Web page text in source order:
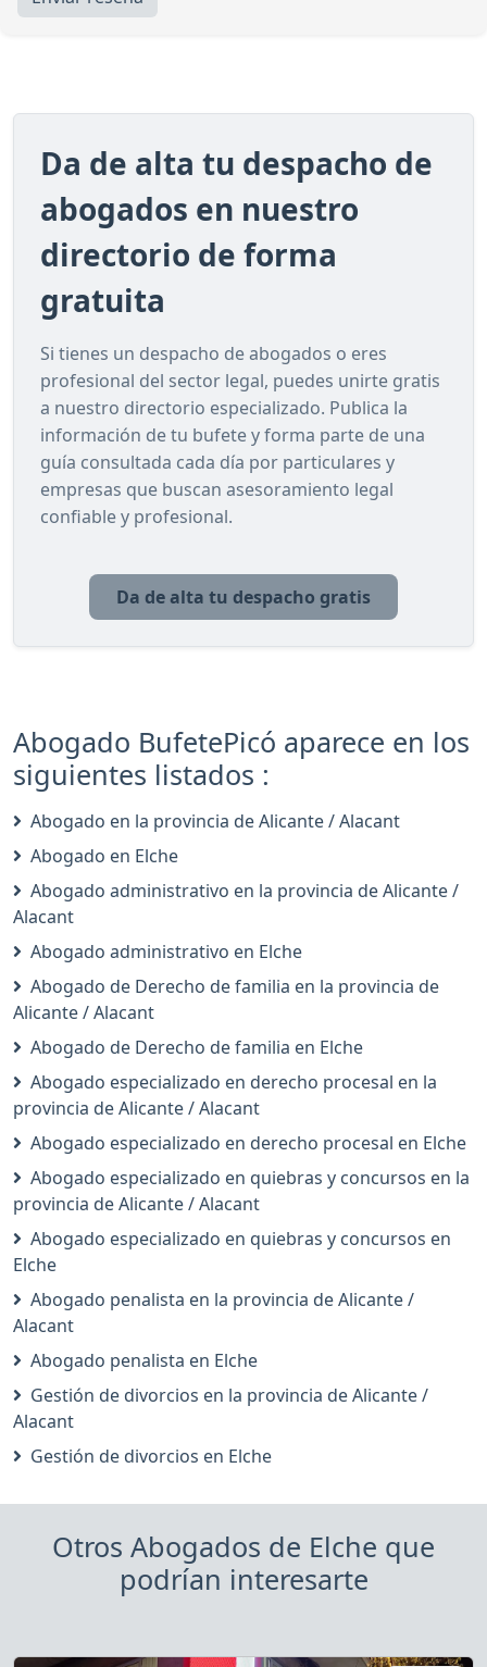
Da de alta tu despacho de
abogados en nuestro
directorio de forma
gratuita
Si tienes un despacho de abogados o eres
profesional del sector legal, puedes unirte gratis
a nuestro directorio especializado. Publica la
información de tu bufete y forma parte de una
guía consultada cada día por particulares y
empresas que buscan asesoramiento legal
confiable y profesional.
Da de alta tu despacho gratis
Abogado BufetePicó aparece en los
siguientes listados :
Abogado en la provincia de Alicante / Alacant
Abogado en Elche
Abogado administrativo en la provincia de Alicante /
Alacant
Abogado administrativo en Elche
Abogado de Derecho de familia en la provincia de
Alicante / Alacant
Abogado de Derecho de familia en Elche
Abogado especializado en derecho procesal en la
provincia de Alicante / Alacant
Abogado especializado en derecho procesal en Elche
Abogado especializado en quiebras y concursos en la
provincia de Alicante / Alacant
Abogado especializado en quiebras y concursos en
Elche
Abogado penalista en la provincia de Alicante /
Alacant
Abogado penalista en Elche
Gestión de divorcios en la provincia de Alicante /
Alacant
Gestión de divorcios en Elche
Otros Abogados de Elche que
podrían interesarte